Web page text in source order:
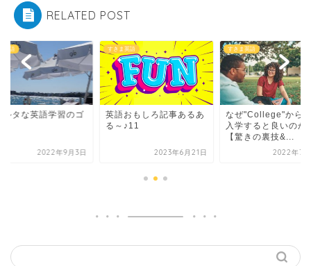
RELATED POST
英語
ルタな英語学習のゴ
2022年9月3日
すきま英語
英語おもしろ記事あるあ
る～♪11
2023年6月21日
すきま英語
なぜ"College"から
入学すると良いのか
【驚きの裏技&...
2022年7